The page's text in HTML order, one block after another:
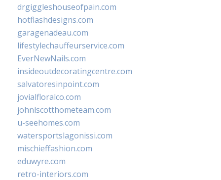
drgiggleshouseofpain.com
hotflashdesigns.com
garagenadeau.com
lifestylechauffeurservice.com
EverNewNails.com
insideoutdecoratingcentre.com
salvatoresinpoint.com
jovialfloralco.com
johnlscotthometeam.com
u-seehomes.com
watersportslagonissi.com
mischieffashion.com
eduwyre.com
retro-interiors.com